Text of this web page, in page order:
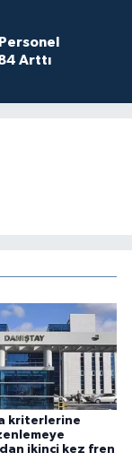
Arttı
kriterlerine
ikinci kez fren